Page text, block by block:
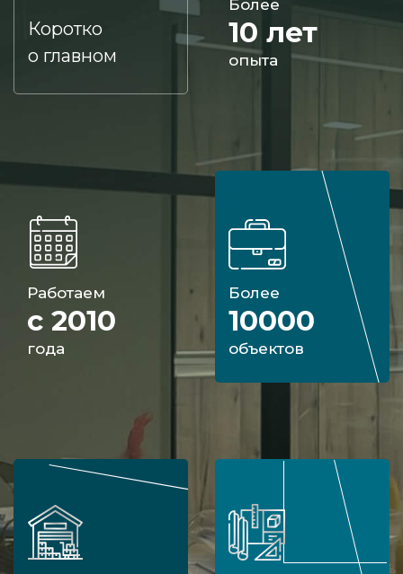
Коротко
о главном
Более
10 лет
опыта
Работаем
с 2010
года
Более
10000
объектов